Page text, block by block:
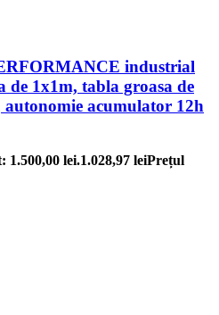
industrial
de 1x1m, tabla groasa de
autonomie acumulator 12h
1.500,00 lei.1.028,97 leiPrețul